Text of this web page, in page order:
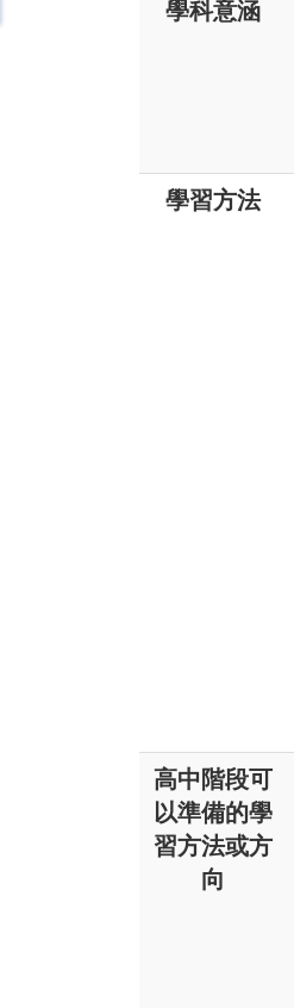
學科意涵
學習方法
高中階段可
以準備的學
習方法或方
向